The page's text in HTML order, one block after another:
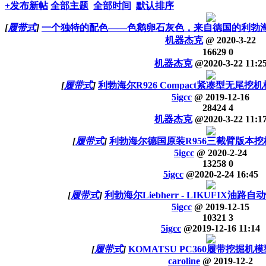
+发布新帖 全部主题 全部时间 默认排序
[履带式] 一个独特的配色——色鹅卵石灰色，来自德国的利勃
机器杰克 @ 2020-3-22
16629 0
机器杰克 @2020-3-22
[履带式] 利勃海尔R926 Compact紧凑型无尾挖机
5igcc @ 2019-12-16
28424 4
机器杰克 @2020-3-22
[履带式] 利勃海尔德国原装R956三截臂版本挖
5igcc @ 2020-2-24
13258 0
5igcc @2020-2-24 16:45
[履带式] 利勃海尔Liebherr - LIKUFIX油路自
5igcc @ 2019-12-15
10321 3
5igcc @2019-12-16 11:14
[履带式] KOMATSU PC360履带挖掘机模
caroline @ 2019-12-2